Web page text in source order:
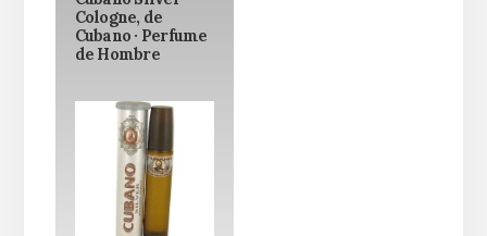
Cologne, de
Cubano · Perfume
de Hombre